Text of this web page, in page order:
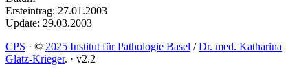
Ersteintrag: 27.01.2003
Update: 29.03.2003
CPS · © 2025 Institut für Pathologie Basel /Dr. med. Katharina
Glatz-Krieger. · v2.2